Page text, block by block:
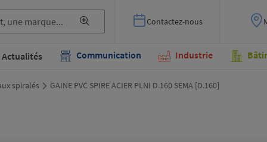
Contactez-nous
Actualités Communication Industrie
spiralés GAINE PVC SPIRE ACIER PLNI D.160 SEMA [D.160]